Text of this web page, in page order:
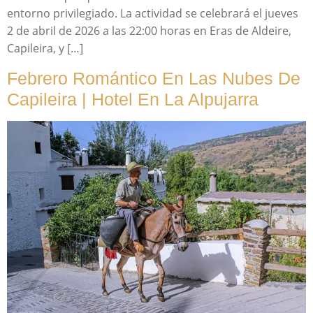
entorno privilegiado. La actividad se celebrará el jueves
2 de abril de 2026 a las 22:00 horas en Eras de Aldeire,
Capileira, y […]
Febrero Romántico En Las Nubes De
Capileira | Hotel En La Alpujarra